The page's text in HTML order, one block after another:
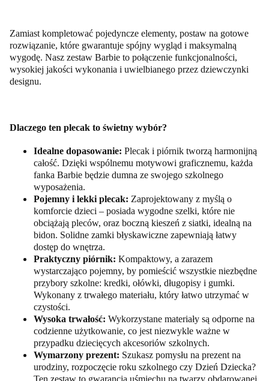
Zamiast kompletować pojedyncze elementy, postaw na gotowe
rozwiązanie, które gwarantuje spójny wygląd i maksymalną
wygodę. Nasz zestaw Barbie to połączenie funkcjonalności,
wysokiej jakości wykonania i uwielbianego przez dziewczynki
designu.
Dlaczego ten plecak to świetny wybór?
Idealne dopasowanie: Plecak i piórnik tworzą harmonijną
całość. Dzięki wspólnemu motywowi graficznemu, każda
fanka Barbie będzie dumna ze swojego szkolnego
wyposażenia.
Pojemny i lekki plecak: Zaprojektowany z myślą o
komforcie dzieci – posiada wygodne szelki, które nie
obciążają pleców, oraz boczną kieszeń z siatki, idealną na
bidon. Solidne zamki błyskawiczne zapewniają łatwy
dostęp do wnętrza.
Praktyczny piórnik: Kompaktowy, a zarazem
wystarczająco pojemny, by pomieścić wszystkie niezbędne
przybory szkolne: kredki, ołówki, długopisy i gumki.
Wykonany z trwałego materiału, który łatwo utrzymać w
czystości.
Wysoka trwałość: Wykorzystane materiały są odporne na
codzienne użytkowanie, co jest niezwykle ważne w
przypadku dziecięcych akcesoriów szkolnych.
Wymarzony prezent: Szukasz pomysłu na prezent na
urodziny, rozpoczęcie roku szkolnego czy Dzień Dziecka?